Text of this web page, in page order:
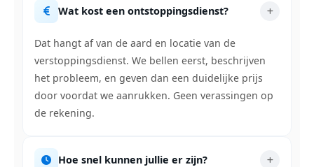
Wat kost een ontstoppingsdienst?
Dat hangt af van de aard en locatie van de
verstoppingsdienst. We bellen eerst, beschrijven
het probleem, en geven dan een duidelijke prijs
door voordat we aanrukken. Geen verassingen op
de rekening.
Hoe snel kunnen jullie er zijn?